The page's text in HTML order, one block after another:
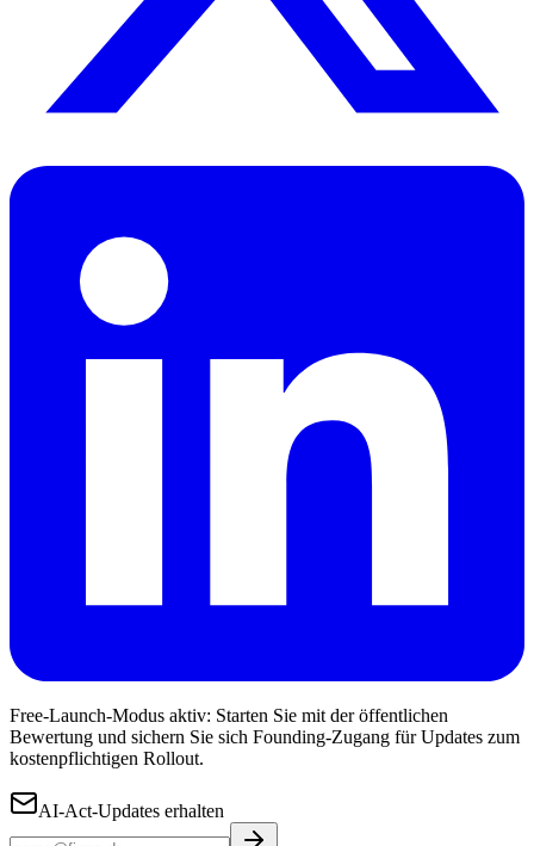
Free-Launch-Modus aktiv: Starten Sie mit der öffentlichen
Bewertung und sichern Sie sich Founding-Zugang für Updates zum
kostenpflichtigen Rollout.
AI-Act-Updates erhalten